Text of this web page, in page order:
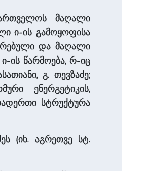
მაღალი
ი-ის გამოყოფისა
და მაღალი
ის წარმოება, რ-იც
გ. თევზაძე;
ენერგეტიკის,
სტრუქტურა
(იხ. აგრეთვე სტ.